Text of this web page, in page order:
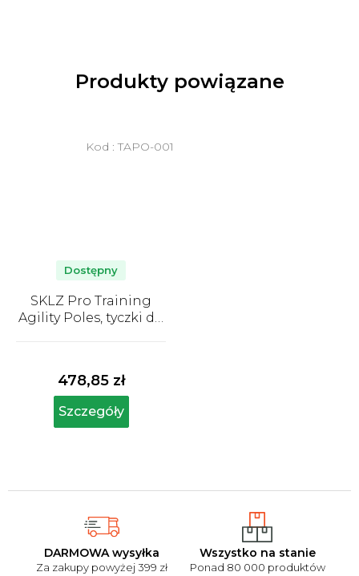
DARMOWA wysyłka
Za zakupy powyżej 399 zł
Wszystko na stanie
Ponad 80 000 produktów
Produkty powiązane
SKLZ Pro Training
Agility Poles, tyczki do
produktu
wynosi
5,0
na
Dostępny
478,85 zł
Szczegóły
Kod :TAPO-001